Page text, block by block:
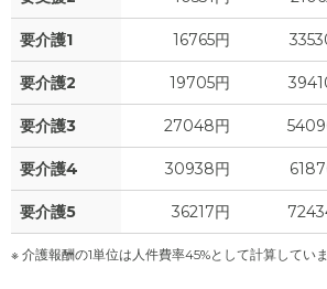
要介護1 16765円
要介護2 19705円
要介護3 27048円
要介護4 30938円
要介護5 36217円
※ 介護報酬の1単位は人件費率45%として計算していま